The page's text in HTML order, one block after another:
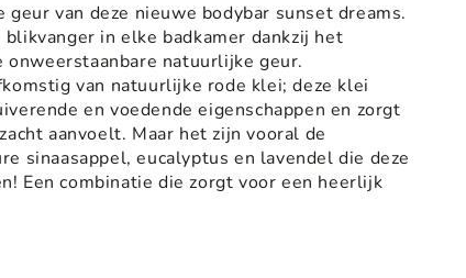
geur van deze nieuwe bodybar sunset dreams.
blikvanger in elke badkamer dankzij het
natuurlijke geur.
van natuurlijke rode klei; deze klei
en voedende eigenschappen en zorgt
aanvoelt. Maar het zijn vooral de
sinaasappel, eucalyptus en lavendel die deze
Een combinatie die zorgt voor een heerlijk